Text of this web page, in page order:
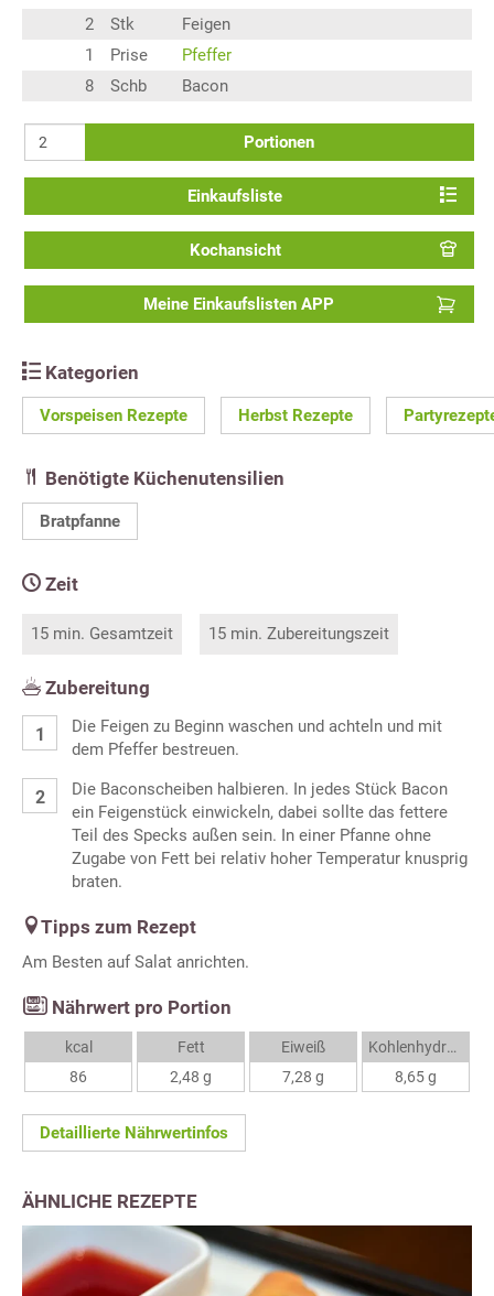
2 Stk
Feigen
1
Prise
Pfeffer
8
Schb Bacon
Portionen
Einkaufsliste
Kochansicht
Meine Einkaufslisten APP
Kategorien
Vorspeisen Rezepte Herbst Rezepte
Benötigte Küchenutensilien
Bratpfanne
Zeit
15 min. Gesamtzeit 15 min. Zubereitungszeit
Zubereitung
Die Feigen zu Beginn waschen und achteln und mit
dem Pfeffer bestreuen.
Die Baconscheiben halbieren. In jedes Stück Bacon
ein Feigenstück einwickeln, dabei sollte das fettere
Teil des Specks außen sein. In einer Pfanne ohne
Zugabe von Fett bei relativ hoher Temperatur knusprig
braten.
Tipps zum Rezept
Am Besten auf Salat anrichten.
Nährwert pro Portion
kcal
86
Fett
2,48 g
Eiweiß
7,28 g
Kohlenhydrate
8,65 g
Detaillierte Nährwertinfos
ÄHNLICHE REZEPTE